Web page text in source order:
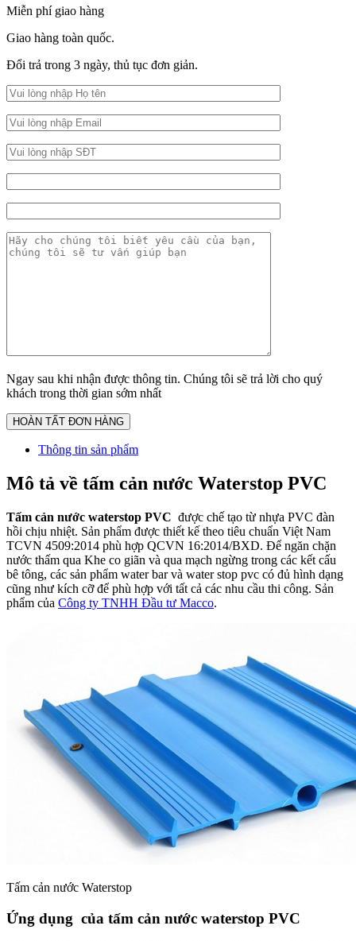
Miễn phí giao hàng
Giao hàng toàn quốc.
Đổi trả trong 3 ngày, thủ tục đơn giản.
Ngay sau khi nhận được thông tin. Chúng tôi sẽ trả lời cho quý
khách trong thời gian sớm nhất
Thông tin sản phẩm
Mô tả về tấm cản nước Waterstop PVC
Tấm cản nước waterstop PVC được chế tạo từ nhựa PVC đàn
hồi chịu nhiệt. Sản phẩm được thiết kế theo tiêu chuẩn Việt Nam
TCVN 4509:2014 phù hợp QCVN 16:2014/BXD. Để ngăn chặn
nước thấm qua Khe co giãn và qua mạch ngừng trong các kết cấu
bê tông, các sản phẩm water bar và water stop pvc có đủ hình dạng
cũng như kích cỡ để phù hợp với tất cả các nhu cầu thi công. Sản
phẩm của Công ty TNHH Đầu tư Macco.
Tấm cản nước Waterstop
Ứng dụng của tấm cản nước waterstop PVC